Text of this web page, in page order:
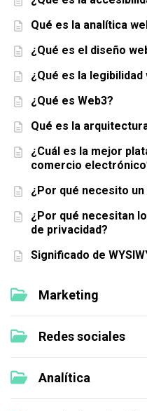
Qué es la analítica
¿Qué es el diseño
¿Qué es la legibilidad
¿Qué es Web3?
Qué es la
¿Cuál es la mejor
comercio
¿Por qué necesito
¿Por qué necesitan
de privacidad?
Significado de
Marketing
Redes sociales
Analítica